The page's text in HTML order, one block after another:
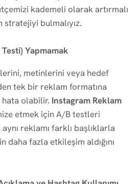
kademeli olarak artırmalı
bulmalıyız.
Yapmamak
metinlerini veya hedef
tek bir reklam formatına
olabilir. Instagram Reklam
etmek için A/B testleri
reklamı farklı başlıklarla
daha fazla etkileşim aldığını